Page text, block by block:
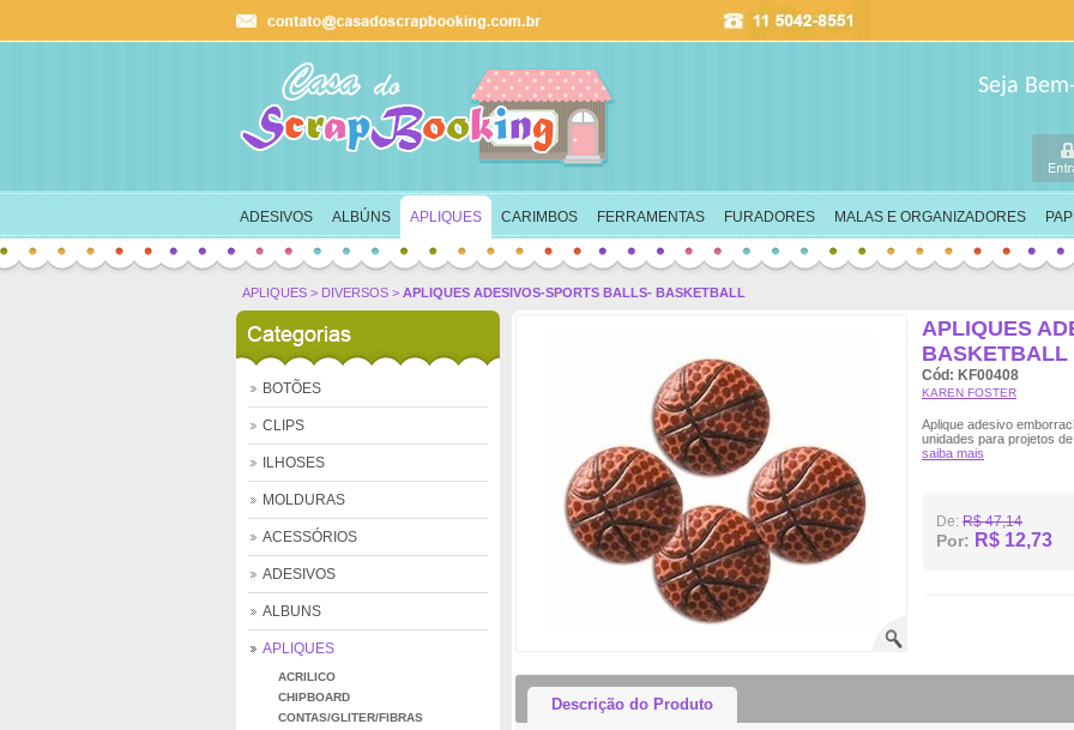
Ok
ADESIVOS ALBÚNS APLIQUES CARIMBOS FERRAMENTAS FURADORES MALAS E ORGANIZADORES
Seja
APLIQUES > DIVERSOS > APLIQUES ADESIVOS-SPORTS BALLS- BASKETBALL
BOTÕES
CLIPS
ILHOSES
MOLDURAS
ACESSÓRIOS
ADESIVOS
ALBUNS
APLIQUES
ACRILICO
CHIPBOARD
CONTAS/GLITER/FIBRAS
APLIQUES
BASKETBALL
Cód: KF00408
KAREN FOSTER
Aplique adesivo
unidades para projetos
saiba mais
De: R$ 47,14
Por: R$ 12,73
Descrição do Produto